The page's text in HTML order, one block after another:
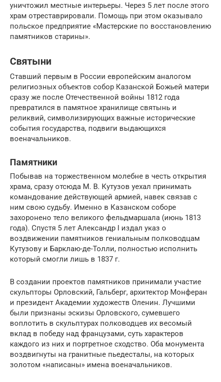
уничтожил местные интерьеры. Через 5 лет после этого
храм отреставрировали. Помощь при этом оказывало
польское предприятие «Мастерские по восстановлению
памятников старины».
Святыни
Ставший первым в России европейским аналогом
религиозных объектов собор Казанской Божьей матери
сразу же после Отечественной войны 1812 года
превратился в памятное хранилище святынь и
реликвий, символизирующих важные исторические
события государства, подвиги выдающихся
военачальников.
Памятники
Побывав на торжественном молебне в честь открытия
храма, сразу отсюда М. В. Кутузов уехал принимать
командование действующей армией, навек связав с
ним свою судьбу. Именно в Казанском соборе
захоронено тело великого фельдмаршала (июнь 1813
года). Спустя 5 лет Александр I издал указ о
воздвижении памятников гениальным полководцам
Кутузову и Барклаю-де-Толли, полностью исполнить
который смогли лишь в 1837 г.
В создании проектов памятников принимали участие
скульпторы Орловский, Гальберг, архитектор Монферан
и президент Академии художеств Оленин. Лучшими
были признаны эскизы Орловского, сумевшего
воплотить в скульптурах полководцев их весомый
вклад в победу над французами, суть характеров
каждого из них и портретное сходство. Оба монумента
воздвигнуты на гранитные пьедесталы, на которых
золотом «написаны» имена военачальников.